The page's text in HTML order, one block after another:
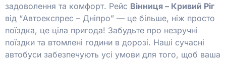
задоволення та комфорт. Рейс Вінниця – Кривий Ріг
від “Автоекспрес – Дніпро” — це більше, ніж просто
поїздка, це ціла пригода! Забудьте про незручні
поїздки та втомлені години в дорозі. Наші сучасні
автобуси забезпечують усі умови для того, щоб ваша